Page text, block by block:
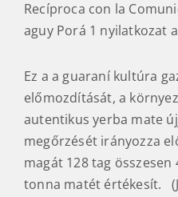
Az argentin Fiera
kiállításon 2022 és
Gyártósora
A cég elkötelezte magát
környezet védelme
Recíproca con la
aguy Porá 1 nyilatkozat